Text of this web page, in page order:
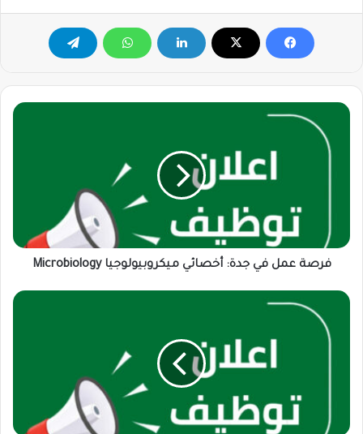
فرصة
Microbiology
فرصة عمل في جدة: أخصائي ميكروبيولوجيا Microbiology
وظيفة
محاسب
شاغرة